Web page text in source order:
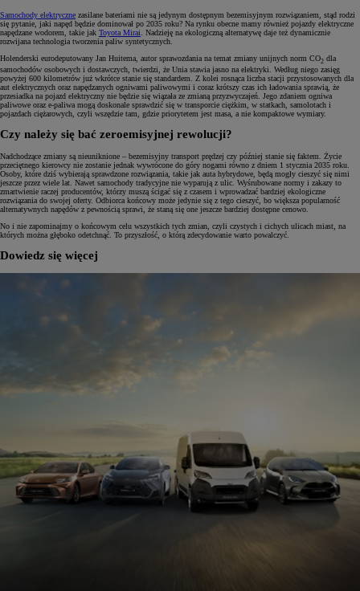
Samochody elektryczne zasilane bateriami nie są jedynym dostępnym bezemisyjnym rozwiązaniem, stąd rodzi
się pytanie, jaki napęd będzie dominował po 2035 roku? Na rynku obecne mamy również pojazdy elektryczne
napędzane wodorem, takie jak Toyota Mirai . Nadzieję na ekologiczną alternatywę daje też dynamicznie
rozwijana technologia tworzenia paliw syntetycznych.
Holenderski eurodeputowany Jan Huitema, autor sprawozdania na temat zmiany unijnych norm CO2 dla
samochodów osobowych i dostawczych, twierdzi, że Unia stawia jasno na elektryki. Według niego zasięg
powyżej 600 kilometrów już wkrótce stanie się standardem. Z kolei rosnąca liczba stacji przystosowanych dla
aut elektrycznych oraz napędzanych ogniwami paliwowymi i coraz krótszy czas ich ładowania sprawią, że
przesiadka na pojazd elektryczny nie będzie się wiązała ze zmianą przyzwyczajeń. Jego zdaniem ogniwa
paliwowe oraz e-paliwa mogą doskonale sprawdzić się w transporcie ciężkim, w statkach, samolotach i
pojazdach ciężarowych, czyli wszędzie tam, gdzie priorytetem jest masa, a nie kompaktowe wymiary.
Czy należy się bać zeroemisyjnej rewolucji?
Nadchodzące zmiany są nieuniknione – bezemisyjny transport prędzej czy później stanie się faktem. Życie
przeciętnego kierowcy nie zostanie jednak wywrócone do góry nogami równo z dniem 1 stycznia 2035 roku.
Osoby, które dziś wybierają sprawdzone rozwiązania, takie jak auta hybrydowe, będą mogły cieszyć się nimi
jeszcze przez wiele lat. Nawet samochody tradycyjne nie wyparują z ulic. Wyśrubowane normy i zakazy to
zmartwienie raczej producentów, którzy muszą ścigać się z czasem i wprowadzać bardziej ekologiczne
rozwiązania do swojej oferty. Odbiorca końcowy może jedynie się z tego cieszyć, bo większa popularność
alternatywnych napędów z pewnością sprawi, że staną się one jeszcze bardziej dostępne cenowo.
No i nie zapominajmy o końcowym celu wszystkich tych zmian, czyli czystych i cichych ulicach miast, na
których można głęboko odetchnąć. To przyszłość, o którą zdecydowanie warto powalczyć.
Dowiedz się więcej